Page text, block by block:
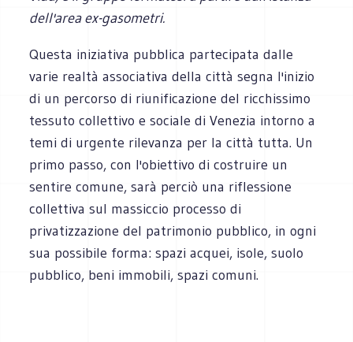
dell'area ex-gasometri.
Questa iniziativa pubblica partecipata dalle
varie realtà associativa della città segna l'inizio
di un percorso di riunificazione del ricchissimo
tessuto collettivo e sociale di Venezia intorno a
temi di urgente rilevanza per la città tutta. Un
primo passo, con l'obiettivo di costruire un
sentire comune, sarà perciò una riflessione
collettiva sul massiccio processo di
privatizzazione del patrimonio pubblico, in ogni
sua possibile forma: spazi acquei, isole, suolo
pubblico, beni immobili, spazi comuni.